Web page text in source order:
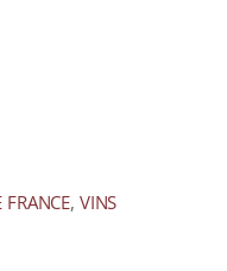
FRANCE, VINS